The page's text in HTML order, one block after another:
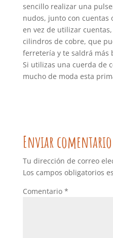
sencillo realizar una
nudos, junto con cuentas
en vez de utilizar
cilindros de cobre, que
ferretería y te saldrá más
Si utilizas una cuerda de
mucho de moda esta
Enviar comentario
Tu dirección de correo
Los campos obligatorios
Comentario *